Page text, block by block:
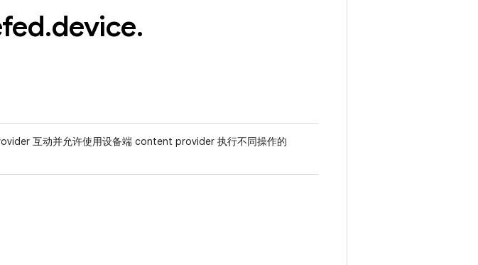
.device.
互动并允许使用设备端 content provider 执行不同操作的